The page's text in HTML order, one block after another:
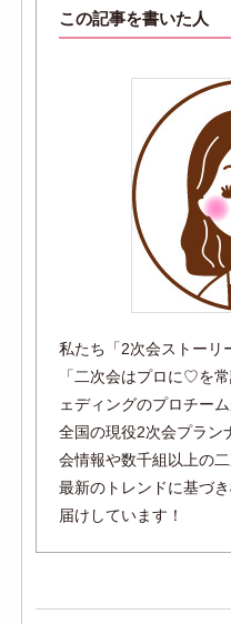
この記事を書いた人
私たち「2次会ストーリ
「二次会はプロに♡を
ェディングのプロチー
全国の現役2次会プラン
会情報や数千組以上の
最新のトレンドに基づ
届けしています！